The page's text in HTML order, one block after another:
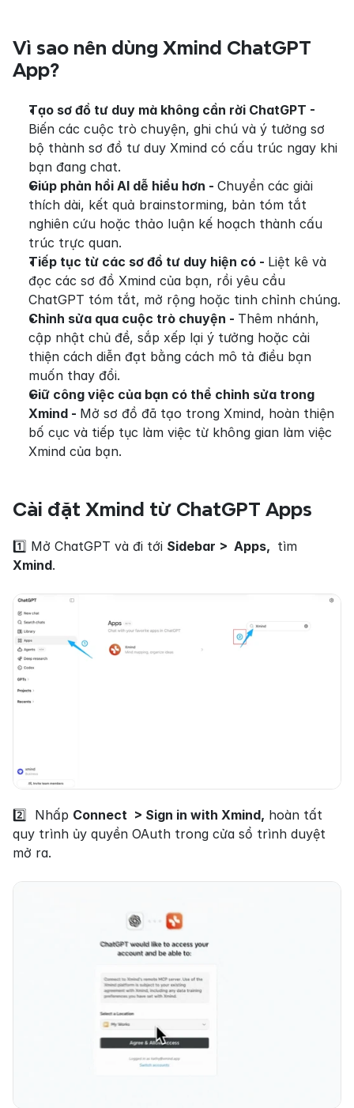
Vì sao nên dùng Xmind ChatGPT
App?
Biến các cuộc trò chuyện, ghi chú và ý tưởng sơ
bộ thành sơ đồ tư duy Xmind có cấu trúc ngay khi
bạn đang chat.
Giúp phản hồi AI dễ hiểu hơn - Chuyển các giải
thích dài, kết quả brainstorming, bản tóm tắt
nghiên cứu hoặc thảo luận kế hoạch thành cấu
trúc trực quan.
Tiếp tục từ các sơ đồ tư duy hiện có - Liệt kê và
đọc các sơ đồ Xmind của bạn, rồi yêu cầu
ChatGPT tóm tắt, mở rộng hoặc tinh chỉnh chúng.
Chỉnh sửa qua cuộc trò chuyện - Thêm nhánh,
cập nhật chủ đề, sắp xếp lại ý tưởng hoặc cải
thiện cách diễn đạt bằng cách mô tả điều bạn
muốn thay đổi.
Giữ công việc của bạn có thể chỉnh sửa trong
Xmind - Mở sơ đồ đã tạo trong Xmind, hoàn thiện
bố cục và tiếp tục làm việc từ không gian làm việc
Xmind của bạn.
Cài đặt Xmind từ ChatGPT Apps
1️⃣ Mở ChatGPT và đi tới Sidebar >  Apps,
Xmind.
2️⃣  Nhấp Connect  > Sign in with Xmind, hoàn tất
quy trình ủy quyền OAuth trong cửa sổ trình duyệt
mở ra.